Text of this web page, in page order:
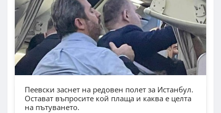
Пеевски заснет на редовен полет за Истанбул.
Остават въпросите кой плаща и каква е целта
на пътуването.